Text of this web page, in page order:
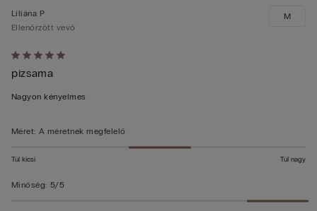
Értékelés:
5/5
Liliána P
Ellenőrzött vevő
pizsama
Nagyon kényelmes
M
Méret: A méretnek megfelelő
Túl kicsi Túl nagy
Minőség: 5/5